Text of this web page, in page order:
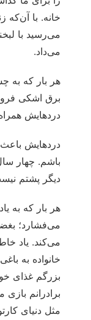
خانه. با آن‌که
می‌رسید با
می‌داد.
هر بار که به
برق اشکی
دردهایش
دردهایش باعث
باشم. چهار
دیگر پشتم
هر بار که به
می‌فشارد؛
می‌کند. یاد
خانواده به
بزرگم غذای
برادرانم
مثل دنیای